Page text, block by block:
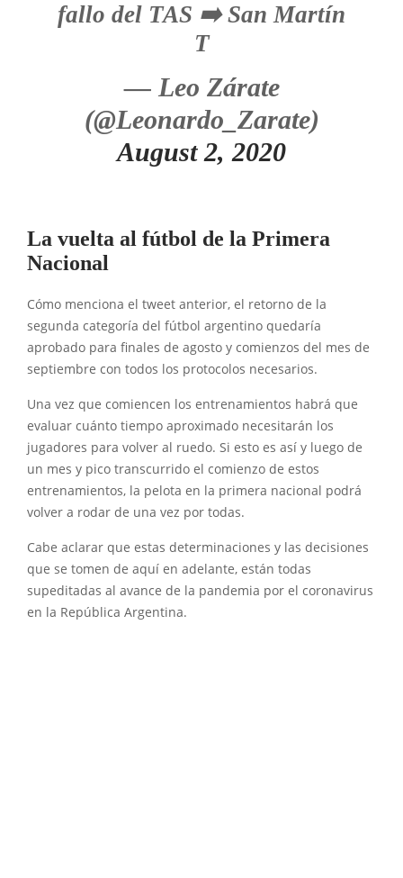
fallo del TAS ➡️ San Martín
T
— Leo Zárate
(@Leonardo_Zarate)
August 2, 2020
La vuelta al fútbol de la Primera
Nacional
Cómo menciona el tweet anterior, el retorno de la
segunda categoría del fútbol argentino quedaría
aprobado para finales de agosto y comienzos del mes de
septiembre con todos los protocolos necesarios.
Una vez que comiencen los entrenamientos habrá que
evaluar cuánto tiempo aproximado necesitarán los
jugadores para volver al ruedo. Si esto es así y luego de
un mes y pico transcurrido el comienzo de estos
entrenamientos, la pelota en la primera nacional podrá
volver a rodar de una vez por todas.
Cabe aclarar que estas determinaciones y las decisiones
que se tomen de aquí en adelante, están todas
supeditadas al avance de la pandemia por el coronavirus
en la República Argentina.